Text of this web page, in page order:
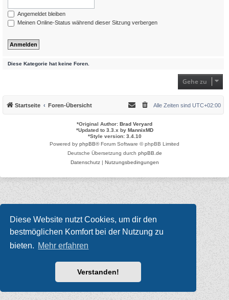
Diese Website nutzt Cookies, um dir den
bestmöglichen Komfort bei der Nutzung zu
bieten. Mehr erfahren
Verstanden!
Angemeldet bleiben
Meinen Online-Status während dieser Sitzung verbergen
Diese Kategorie hat keine Foren.
Gehe zu
Startseite Foren-Übersicht Alle Zeiten sind UTC+02:00
*Original Author: Brad Veryard
*Updated to 3.3.x by MannixMD
*Style version: 3.4.10
Powered by phpBB® Forum Software © phpBB Limited
Deutsche Übersetzung durch phpBB.de
Datenschutz| Nutzungsbedingungen